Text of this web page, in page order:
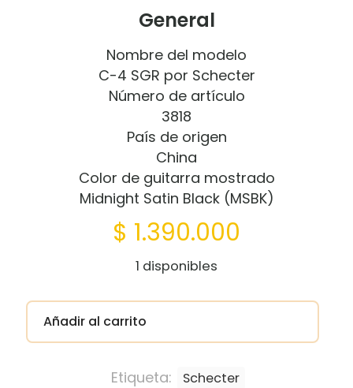
General
Nombre del modelo
C-4 SGR por Schecter
Número de artículo
3818
País de origen
China
Color de guitarra mostrado
Midnight Satin Black (MSBK)
$ 1.390.000
1 disponibles
Añadir al carrito
Etiqueta: Schecter